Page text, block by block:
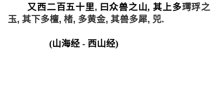
又西二百五十里, 曰众兽之山, 其上多㻬琈之
玉, 其下多檀, 楮, 多黄金, 其兽多犀, 兕.
(山海经 - 西山经)